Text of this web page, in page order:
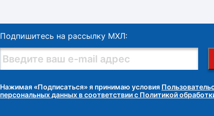
Подпишитесь на рассылку МХЛ:
Нажимая «Подписаться» я принимаю условия
персональных данных в соответствии с Политикой